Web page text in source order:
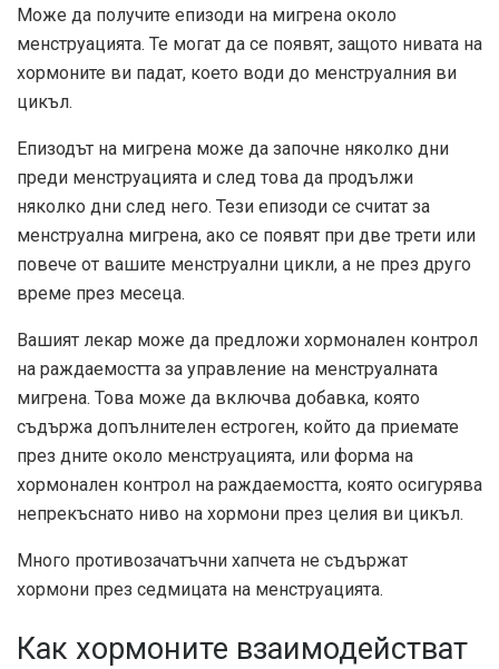
Може да получите епизоди на мигрена около
менструацията. Те могат да се появят, защото нивата на
хормоните ви падат, което води до менструалния ви
цикъл.
Епизодът на мигрена може да започне няколко дни
преди менструацията и след това да продължи
няколко дни след него. Тези епизоди се считат за
менструална мигрена, ако се появят при две трети или
повече от вашите менструални цикли, а не през друго
време през месеца.
Вашият лекар може да предложи хормонален контрол
на раждаемостта за управление на менструалната
мигрена. Това може да включва добавка, която
съдържа допълнителен естроген, който да приемате
през дните около менструацията, или форма на
хормонален контрол на раждаемостта, която осигурява
непрекъснато ниво на хормони през целия ви цикъл.
Много противозачатъчни хапчета не съдържат
хормони през седмицата на менструацията.
Как хормоните взаимодействат